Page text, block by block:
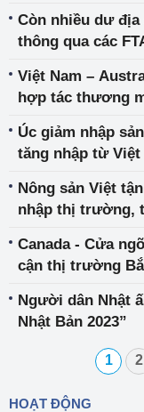
Còn nhiều dư
thông qua các
Việt Nam –
hợp tác thương
FTA
Úc giảm nhập
tăng nhập từ Việt
Nông sản Việt
nhập thị trường,
Canada - Cửa
cận thị trường
Người dân Nhật
Nhậ­t Bản 2023”
1 2
HOẠT ĐỘNG